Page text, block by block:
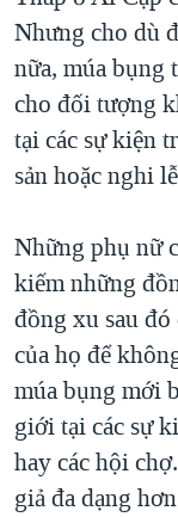
Nhưng cho dù
nữa, múa bụng
cho đối tượng
tại các sự kiện
sản hoặc nghi
Những phụ nữ
kiếm những
đồng xu sau
của họ để
múa bụng mới
giới tại các sự
hay các hội
giả đa dạng